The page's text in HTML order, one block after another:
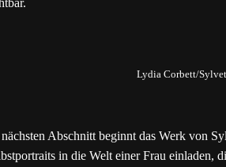
Lydia Corbett/
Abschnitt beginnt das Werk von
in die Welt einer Frau einladen,